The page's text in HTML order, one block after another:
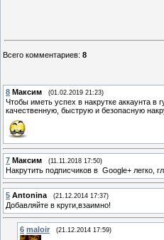
Всего комментариев: 8
8 Максим (01.02.2019 21:23)
Чтобы иметь успех в накрутке аккаунта в
качественную, быструю и безопасную
7 Максим (11.11.2018 17:50)
Накрутить подписчиков в Google+ легко,
5 Antonina (21.12.2014 17:37)
Добавляйте в круги,взаимно!
6 maloir (21.12.2014 17:59)